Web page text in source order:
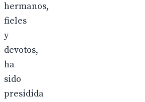
hermanos,
fieles
y
devotos,
ha
sido
presidida